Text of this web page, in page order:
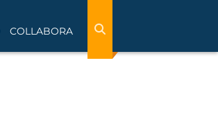
COLLABORA